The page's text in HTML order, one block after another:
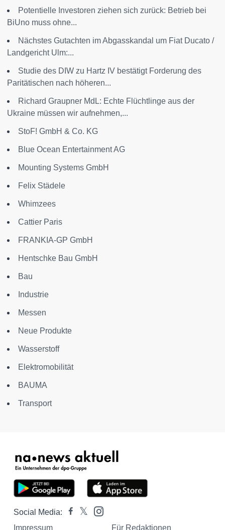
Potentielle Investoren ziehen sich zurück: Betrieb bei
BiUno muss ohne...
Nächstes Gutachten im Abgasskandal um Fiat Ducato /
Landgericht Ulm:...
Studie des DIW zu Hartz IV bestätigt Forderung des
Paritätischen nach höheren...
Richard Graupner MdL: Echte Flüchtlinge aus der
Ukraine müssen wir aufnehmen,...
StoF! GmbH & Co. KG
Blue Ocean Entertainment AG
Mounting Systems GmbH
Felix Städele
Whimzees
Cattier Paris
FRANKIA-GP GmbH
Hentschke Bau GmbH
Bau
Industrie
Messen
Neue Produkte
Wasserstoff
Elektromobilität
BAUMA
Transport
Social Media:
Impressum
Für Redaktionen